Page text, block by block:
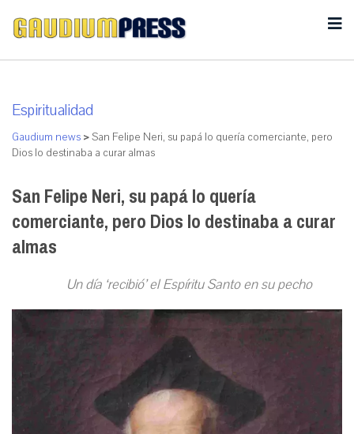
Espiritualidad
Gaudium news >San Felipe Neri, su papá lo quería comerciante, pero
Dios lo destinaba a curar almas
San Felipe Neri, su papá lo quería
comerciante, pero Dios lo destinaba a curar
almas
Un día ‘recibió’ el Espíritu Santo en su pecho